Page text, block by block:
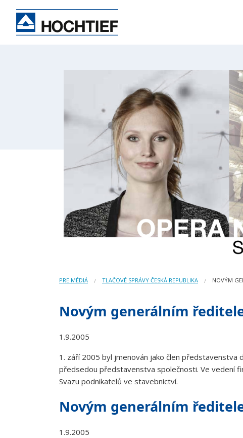
PRE MÉDIÁ TLAČOVÉ SPRÁVY ČESKÁ REPUBLIKA NOVÝM
Novým generálním
1.9.2005
1. září 2005 byl jmenován jako člen představenstva
předsedou představenstva společnosti. Ve vedení
Svazu podnikatelů ve stavebnictví.
Novým generálním
1.9.2005